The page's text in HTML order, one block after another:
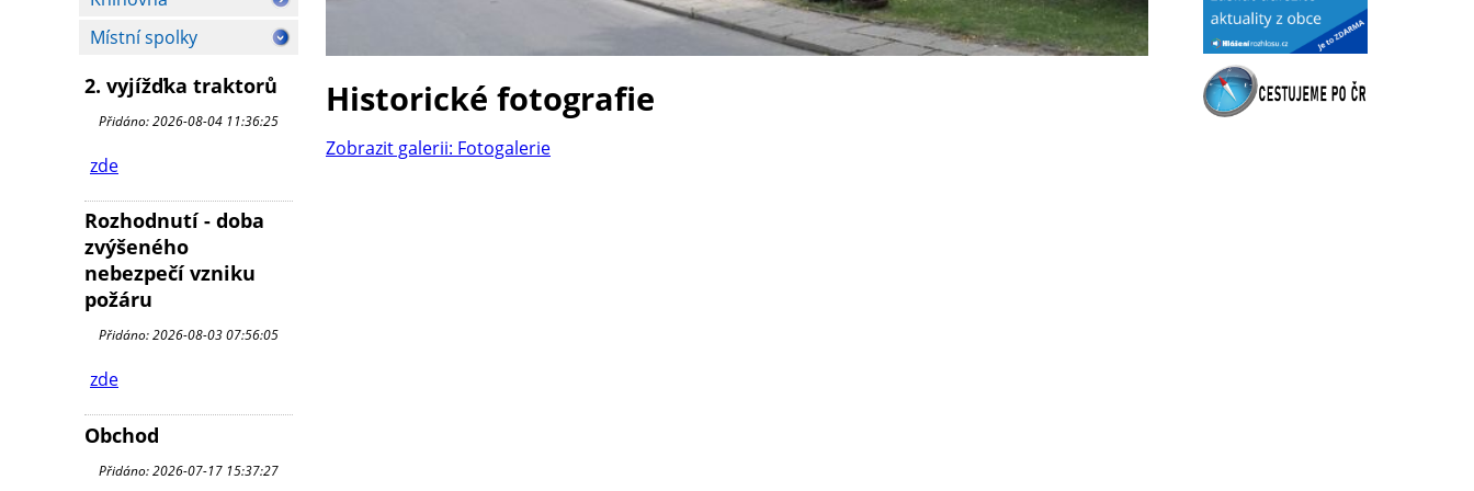
Místní spolky
2. vyjížďka traktorů
Přidáno: 2026-08-04 11:36:25
zde
Rozhodnutí - doba
zvýšeného
nebezpečí vzniku
požáru
Přidáno: 2026-08-03 07:56:05
zde
Obchod
Přidáno: 2026-07-17 15:37:27
Historické fotografie
Zobrazit galerii: Fotogalerie